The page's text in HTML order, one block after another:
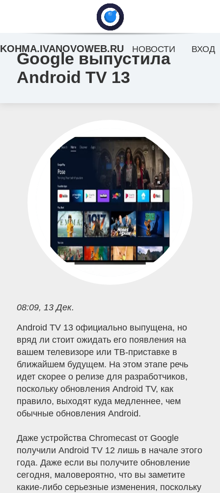
Google выпустила
Android TV 13
08:09, 13 Дек.
Android TV 13 официально выпущена, но
вряд ли стоит ожидать его появления на
вашем телевизоре или ТВ-приставке в
ближайшем будущем. На этом этапе речь
идет скорее о релизе для разработчиков,
поскольку обновления Android TV, как
правило, выходят куда медленнее, чем
обычные обновления Android.
Даже устройства Chromecast от Google
получили Android TV 12 лишь в начале этого
года. Даже если вы получите обновление
сегодня, маловероятно, что вы заметите
какие-либо серьезные изменения, поскольку
KOHMA.IVANOVOWEB.RU НОВОСТИ ВХОД